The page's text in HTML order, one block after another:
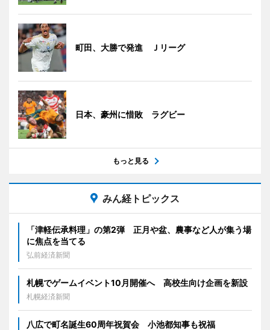
町田、大勝で発進 Ｊリーグ
日本、豪州に惜敗 ラグビー
もっと見る
みん経トピックス
「津軽伝承料理」の第2弾 正月や盆、農事など人が集う場
に焦点を当てる
弘前経済新聞
札幌でゲームイベント10月開催へ 高校生向け企画を新設
札幌経済新聞
八広で町名誕生60周年祝賀会 小池都知事も祝福